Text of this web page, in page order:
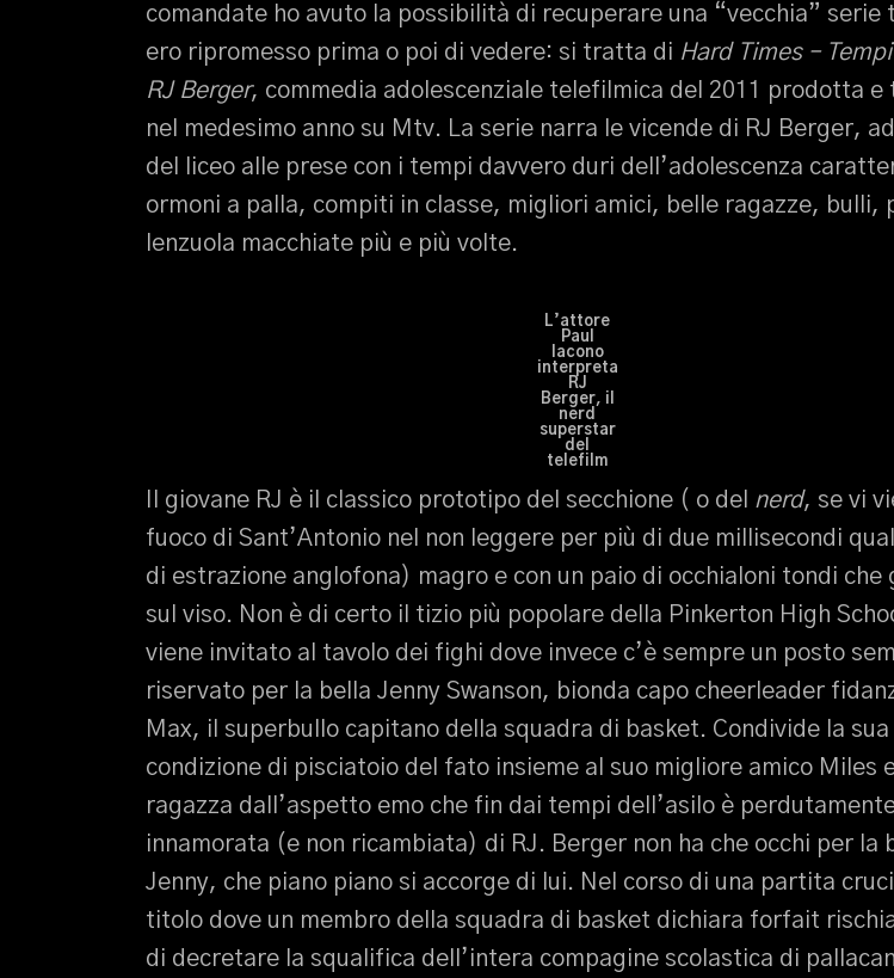
comandate ho avuto la possibilità di recuperare una “vecchia” serie
ero ripromesso prima o poi di vedere: si tratta di Hard Times –
RJ Berger, commedia adolescenziale telefilmica del 2011 prodotta e
nel medesimo anno su Mtv. La serie narra le vicende di RJ Berger,
del liceo alle prese con i tempi davvero duri dell’adolescenza
ormoni a palla, compiti in classe, migliori amici, belle ragazze, bulli,
lenzuola macchiate più e più volte.
L’attore
Paul
Iacono
interpreta
RJ
Berger, il
nerd
superstar
del
telefilm
Il giovane RJ è il classico prototipo del secchione ( o del nerd, se vi
fuoco di Sant’Antonio nel non leggere per più di due millisecondi
di estrazione anglofona) magro e con un paio di occhialoni tondi che
sul viso. Non è di certo il tizio più popolare della Pinkerton High
viene invitato al tavolo dei fighi dove invece c’è sempre un posto
riservato per la bella Jenny Swanson, bionda capo cheerleader
Max, il superbullo capitano della squadra di basket. Condivide la sua
condizione di pisciatoio del fato insieme al suo migliore amico Miles
ragazza dall’aspetto emo che fin dai tempi dell’asilo è
innamorata (e non ricambiata) di RJ. Berger non ha che occhi per la
Jenny, che piano piano si accorge di lui. Nel corso di una partita
titolo dove un membro della squadra di basket dichiara forfait
di decretare la squalifica dell’intera compagine scolastica di